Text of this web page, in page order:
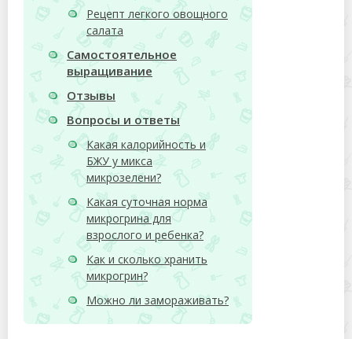
Рецепт легкого овощного
салата
Самостоятельное
выращивание
Отзывы
Вопросы и ответы
Какая калорийность и
БЖУ у микса
микрозелени?
Какая суточная норма
микрогрина для
взрослого и ребенка?
Как и сколько хранить
микрогрин?
Можно ли замораживать?